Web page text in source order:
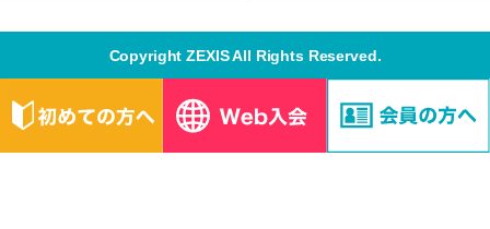
Copyright ZEXIS All Rights Reserved.